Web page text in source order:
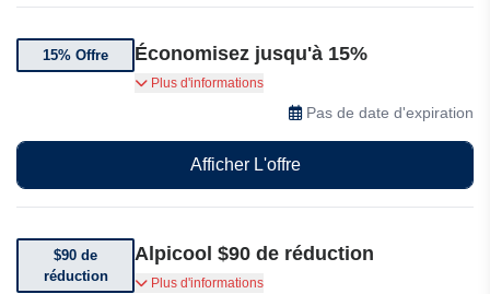
15% Offre Économisez jusqu'à 15%
Jusqu'à 15% de réduction sur une sélection
Plus d'informations
Pas de date d'expiration
Afficher L'offre
$90 de
réduction
Alpicool $90 de réduction
Bénéficiez d'une réduction allant jusqu'à $90 sur
Plus d'informations